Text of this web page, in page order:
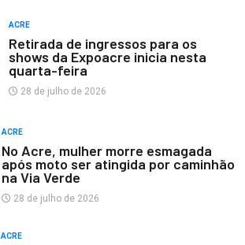
ACRE
Retirada de ingressos para os
shows da Expoacre inicia nesta
quarta-feira
28 de julho de 2026
ACRE
No Acre, mulher morre esmagada
após moto ser atingida por caminhão
na Via Verde
28 de julho de 2026
ACRE